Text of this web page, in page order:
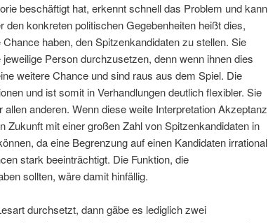
beschäftigt hat, erkennt schnell das Problem und kann
den konkreten politischen Gegebenheiten heißt dies,
haben, den Spitzenkandidaten zu stellen. Sie
Person durchzusetzen, denn wenn ihnen dies
weitere Chance und sind raus aus dem Spiel. Die
und ist somit in Verhandlungen deutlich flexibler. Sie
allen anderen. Wenn diese weite Interpretation Akzeptanz
Zukunft mit einer großen Zahl von Spitzenkandidaten in
da eine Begrenzung auf einen Kandidaten irrational
stark beeinträchtigt. Die Funktion, die
sollten, wäre damit hinfällig.
durchsetzt, dann gäbe es lediglich zwei